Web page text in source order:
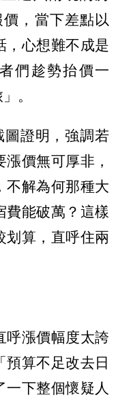
，當下差點以
，心想難不成是
們趁勢抬價一
。
圖證明，強調若
價無可厚非，
不解為何那種大
費能破萬？這樣
划算，直呼住兩
呼漲價幅度太誇
預算不足改去日
下整個懷疑人